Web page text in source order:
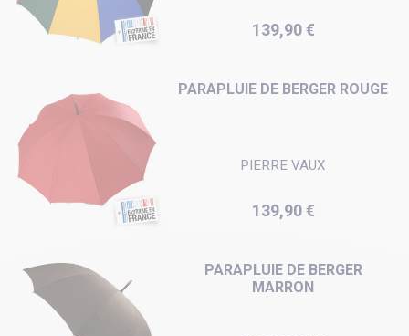
Prix
139,90 €
PARAPLUIE DE BERGER ROUGE
PIERRE VAUX
Prix
139,90 €
PARAPLUIE DE BERGER
MARRON